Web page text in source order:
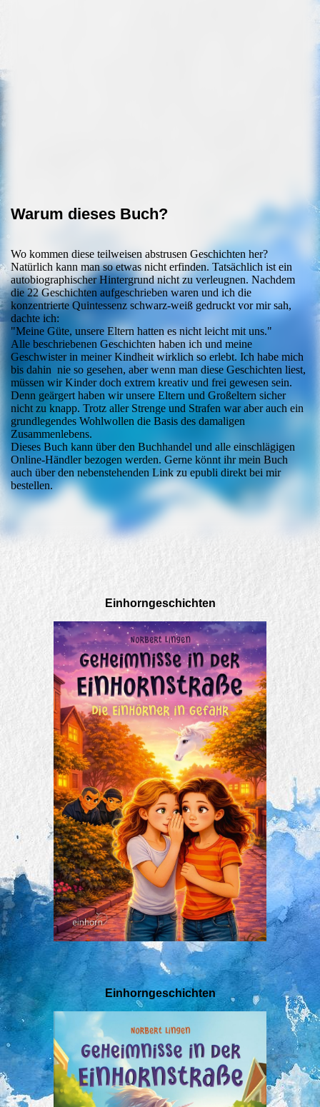
Warum dieses Buch?
Wo kommen diese teilweisen abstrusen Geschichten her?
Natürlich kann man so etwas nicht erfinden. Tatsächlich ist ein
autobiographischer Hintergrund nicht zu verleugnen. Nachdem
die 22 Geschichten aufgeschrieben waren und ich die
konzentrierte Quintessenz schwarz-weiß gedruckt vor mir sah,
dachte ich:
"Meine Güte, unsere Eltern hatten es nicht leicht mit uns."
Alle beschriebenen Geschichten haben ich und meine
Geschwister in meiner Kindheit wirklich so erlebt. Ich habe mich
bis dahin nie so gesehen, aber wenn man diese Geschichten liest,
müssen wir Kinder doch extrem kreativ und frei gewesen sein.
Denn geärgert haben wir unsere Eltern und Großeltern sicher
nicht zu knapp. Trotz aller Strenge und Strafen war aber auch ein
grundlegendes Wohlwollen die Basis des damaligen
Zusammenlebens.
Dieses Buch kann über den Buchhandel und alle einschlägigen
Online-Händler bezogen werden. Gerne könnt ihr mein Buch
auch über den nebenstehenden Link zu epubli direkt bei mir
bestellen.
Einhorngeschichten
Einhorngeschichten